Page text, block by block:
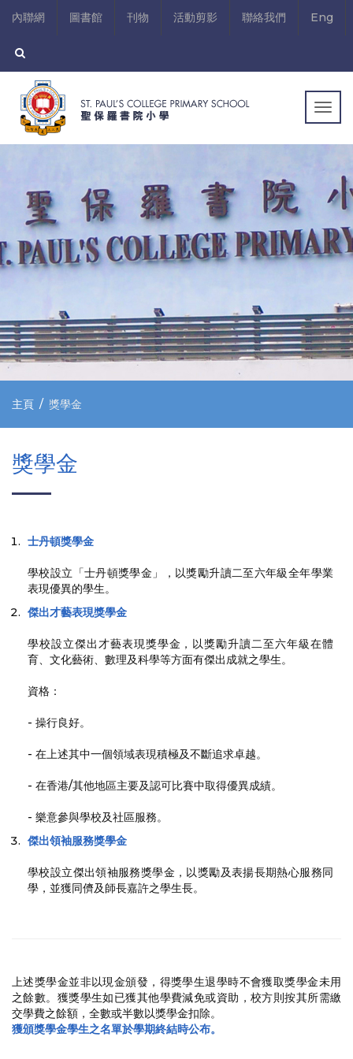
內聯網 圖書館 刊物 活動剪影 聯絡我們 Eng
主頁 獎學金
獎學金
士丹頓獎學金
學校設立「士丹頓獎學金」，以獎勵升讀二至六年級全年學業
表現優異的學生。
傑出才藝表現獎學金
學校設立傑出才藝表現獎學金，以獎勵升讀二至六年級在體
育、文化藝術、數理及科學等方面有傑出成就之學生。
資格：
- 操行良好。
- 在上述其中一個領域表現積極及不斷追求卓越。
- 在香港/其他地區主要及認可比賽中取得優異成績。
- 樂意參與學校及社區服務。
傑出領袖服務獎學金
學校設立傑出領袖服務獎學金，以獎勵及表揚長期熱心服務同
學，並獲同儕及師長嘉許之學生長。
上述獎學金並非以現金頒發，得獎學生退學時不會獲取獎學金未用
之餘數。獲獎學生如已獲其他學費減免或資助，校方則按其所需繳
交學費之餘額，全數或半數以獎學金扣除。
獲頒獎學金學生之名單於學期終結時公布。